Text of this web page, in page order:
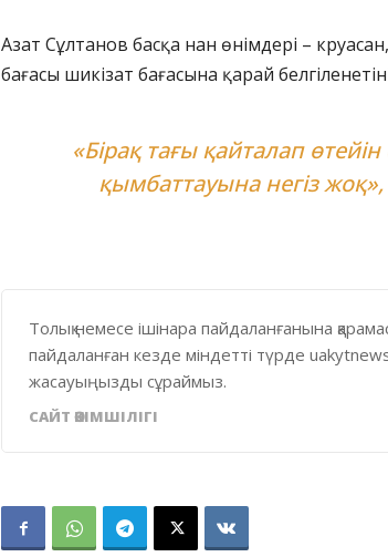
Азат Сұлтанов басқа нан өнімдері –
бағасы шикізат бағасына қарай
«Бірақ тағы қайталап
қымбаттауына негіз жоқ»,
Толық немесе ішінара пайдаланғанына
пайдаланған кезде міндетті түрде
жасауыңызды сұраймыз.
САЙТ ӘКІМШІЛІГІ